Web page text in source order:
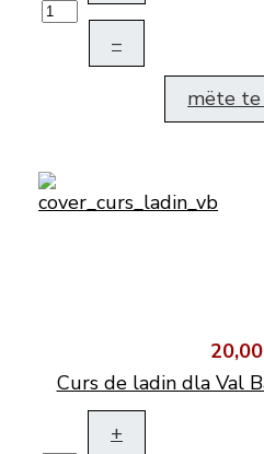
–
mëte
Curs de ladin dla Val
+